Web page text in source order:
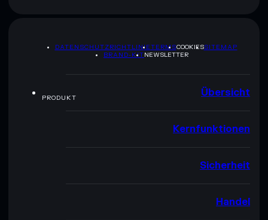
DATENSCHUTZRICHTLINIETERMSCOOKIESSITEMAP
BRAND-KITNEWSLETTER
PRODUKT Übersicht
Kernfunktionen
Sicherheit
Handel